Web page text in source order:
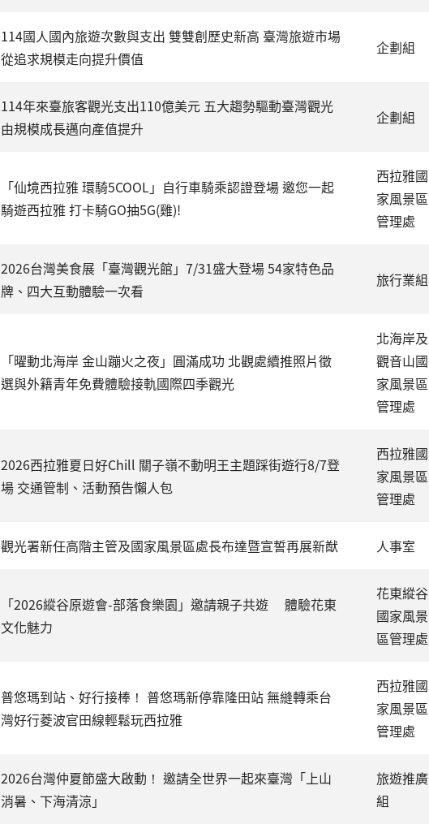
114國人國內旅遊次數與支出 雙雙創歷史新高 臺灣旅遊市場
從追求規模走向提升價值
企劃組
114年來臺旅客觀光支出110億美元 五大趨勢驅動臺灣觀光
由規模成長邁向產值提升
企劃組
「仙境西拉雅 環騎5COOL」自行車騎乘認證登場 邀您一起
騎遊西拉雅 打卡騎GO抽5G(雞)!
西拉雅國
家風景區
管理處
2026台灣美食展「臺灣觀光館」7/31盛大登場 54家特色品
牌、四大互動體驗一次看
旅行業組
「曜動北海岸 金山蹦火之夜」圓滿成功 北觀處續推照片徵
選與外籍青年免費體驗接軌國際四季觀光
北海岸及
觀音山國
家風景區
管理處
2026西拉雅夏日好Chill 關子嶺不動明王主題踩街遊行8/7登
場 交通管制、活動預告懶人包
西拉雅國
家風景區
管理處
觀光署新任高階主管及國家風景區處長布達暨宣誓再展新猷 人事室
「2026縱谷原遊會-部落食樂園」邀請親子共遊 體驗花東
文化魅力
花東縱谷
國家風景
區管理處
普悠瑪到站、好行接棒！ 普悠瑪新停靠隆田站 無縫轉乘台
灣好行菱波官田線輕鬆玩西拉雅
西拉雅國
家風景區
管理處
2026台灣仲夏節盛大啟動！ 邀請全世界一起來臺灣「上山
消暑、下海清涼」
旅遊推廣
組